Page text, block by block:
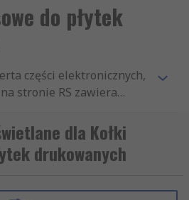
do płytek
części elektronicznych,
stronie RS zawiera
jak: Ochrona EMI i
PCB i Dystanse
najwyższej
PCB, jaki dostępny jest
dla Kołki
drukowanych